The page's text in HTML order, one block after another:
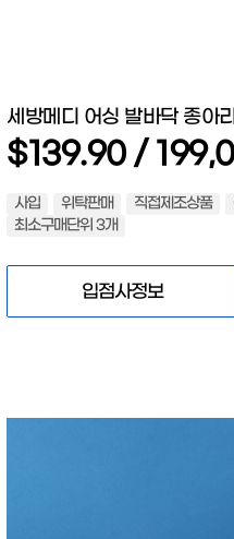
세방메디 어싱 발바닥 종아
$139.90 /
사입 위탁판매 직접제조상품
최소구매단위 3개
입점사정보